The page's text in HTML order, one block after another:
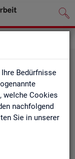
Bedürfnisse
welche Cookies
nachfolgend
Sie in unserer
Arbeit der